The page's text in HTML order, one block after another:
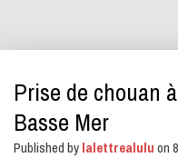
Prise de chouan
Basse Mer
Published bylalettrealuluon